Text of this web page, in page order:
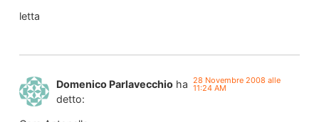
letta
Domenico Parlavecchio ha
detto:
28 Novembre 2008 alle
11:24 AM